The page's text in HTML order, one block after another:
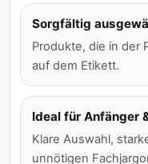
Sorgfältig
Produkte, die in der
auf dem Etikett.
Ideal für Anfänger
Klare Auswahl,
unnötigen